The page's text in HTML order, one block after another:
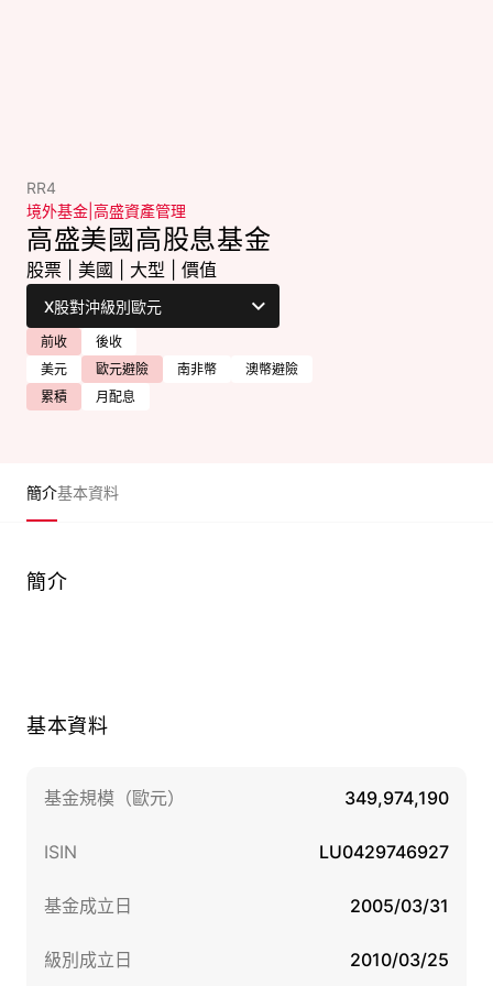
RR4
境外基金 高盛資產管理
高盛美國高股息基金
股票 美國 大型 價值
前收
後收
美元
歐元避險 南非幣
澳幣避險
累積
月配息
簡介基本資料
簡介
基本資料
基金規模（歐元） 349,974,190
ISIN LU0429746927
基金成立日 2005/03/31
級別成立日 2010/03/25